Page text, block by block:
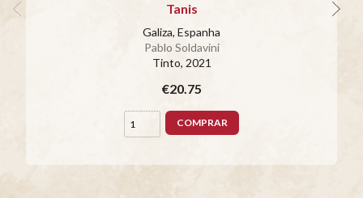
Tanis
Galiza, Espanha
Pablo Soldavini
Tinto, 2021
€20.75
COMPRAR